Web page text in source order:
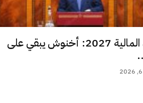
قانون المالية 2027: أخنوش يبقي على